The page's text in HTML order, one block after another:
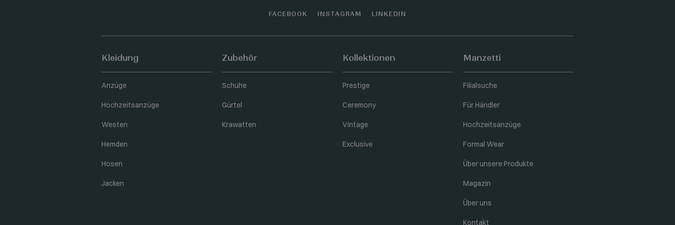
FACEBOOK INSTAGRAM LINKEDIN
Kleidung
Anzüge
Hochzeitsanzüge
Westen
Hemden
Hosen
Jacken
Zubehör
Schuhe
Gürtel
Krawatten
Kollektionen
Prestige
Ceremony
Vintage
Exclusive
Manzetti
Filialsuche
Für Händler
Hochzeitsanzüge
Formal Wear
Über unsere Produkte
Magazin
Über uns
Kontakt